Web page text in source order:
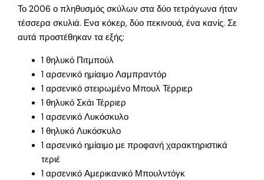
Το 2006 ο πληθυσμός σκύλων στα δύο τετράγωνα ήταν
τέσσερα σκυλιά. Ενα κόκερ, δύο πεκινουά, ένα κανίς. Σε
αυτά προστέθηκαν τα εξής:
1 θηλυκό Πιτμπούλ
1 αρσενικό ημίαιμο Λαμπραντόρ
1 αρσενικό στειρωμένο Μπουλ Τέρριερ
1 θηλυκό Σκάι Τέρριερ
1 αρσενικό Λυκόσκυλο
1 θηλυκό Λυκόσκυλο
1 αρσενικό ημίαιμο με προφανή χαρακτηριστικά
τεριέ
1 αρσενικό Αμερικανικό Μπουλντόγκ